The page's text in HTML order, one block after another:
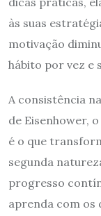
às suas
motivação
hábito por vez e
A consistência
de Eisenhower,
é o que
segunda
progresso
aprenda com os